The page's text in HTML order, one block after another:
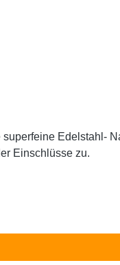
Nadel zum Aufstechen von
der Einschlüsse zu.